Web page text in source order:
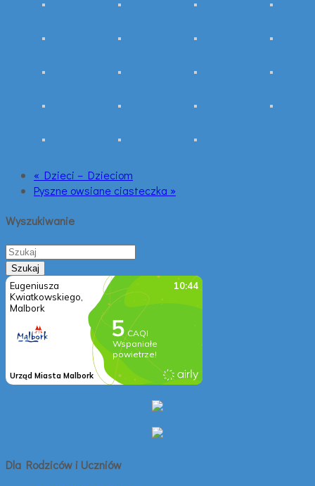
« Dzieci – Dzieciom
Pyszne owsiane ciasteczka »
Wyszukiwanie
Dla Rodziców i Uczniów